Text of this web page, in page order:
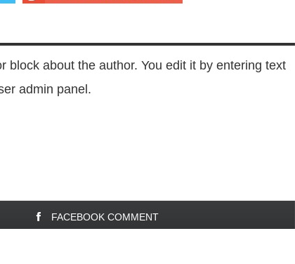
block about the author. You edit it by entering text
admin panel.
FACEBOOK COMMENT